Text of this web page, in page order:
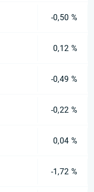
-0,50 %
0,12 %
-0,49 %
-0,22 %
0,04 %
-1,72 %